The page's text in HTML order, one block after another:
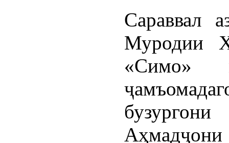
Сараввал
Муродии
«Симо»